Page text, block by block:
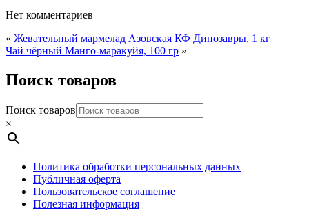
Нет комментариев
« Жевательный мармелад Азовская КФ Динозавры, 1 кг
Чай чёрный Манго-маракуйя, 100 гр »
Поиск товаров
Поиск товаров
×
Политика обработки персональных данных
Публичная оферта
Пользовательское соглашение
Полезная информация